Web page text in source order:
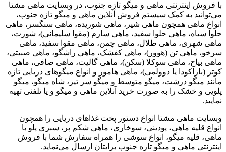
با فروش اینترنتی ماهی و میگو تازه جنوب، در وبسایت ماهی مشتا
می‌توانید به کمک سیستم فروش آنلاین ماهی و میگو تازه جنوب،
انواع ماهی همچون ماهی شیر، ماهی شوریده، ماهی سنگسر، ماهی
حلوا سیاه، ماهی حلوا سفید، ماهی سارم (مقوا سلیمانی)، شورت،
ماهی شهری، ماهی طلال، ماهی چمن، ماهی مقوا سفید، ماهی
سرخو، ماهی تن (هوور)، ماهی کفشک، ماهی راشگو، ماهی صبیتی،
ماهی بیاح، ماهی سوکلا (سکن)، ماهی گالیت، ماهی صافی، ماهی
کوتر (باراکودا یا دوولمی)، ماهی هامور و انواع میگوهای دریایی تازه
مانند میگو درشت، میگو متوسط و میگو سر تیز، شاه میگو، میگو
پلویی و خشک را به صورت خرید آنلاین ماهی و میگو و یا تلفنی تهیه
نمایید.
وبسایت ماهی مشتا انواع دستور پخت غذاهای دریایی را همچون
انواع قلیه ماهی، پودینی، سوخاری، ماهی شکم پر، سبزی پلو با
ماهی، قلیه میگو، انواع سوشی را همراه سفارش شما با فروش
اینترنتی ماهی و میگو تازه جنوب برایتان ارسال می‌نماید.